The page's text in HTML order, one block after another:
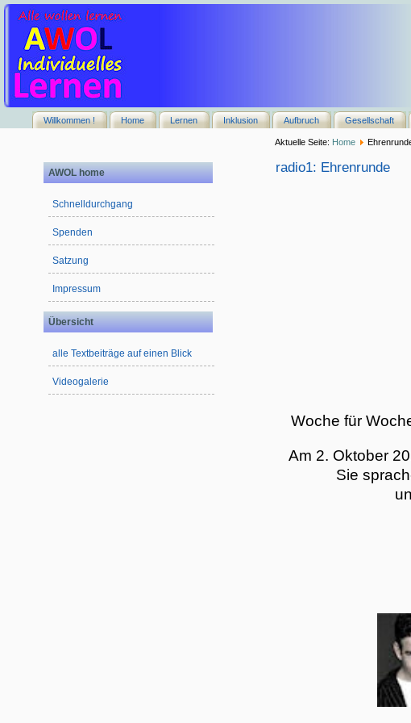
Willkommen ! Home Lernen Inklusion Aufbruch Gesellschaft
Aktuelle Seite: Home
AWOL home
Schnelldurchgang
Spenden
Satzung
Impressum
Übersicht
alle Textbeiträge auf einen Blick
Videogalerie
radio1: Ehrenrunde
Woche für
Am 2. Oktober
Sie